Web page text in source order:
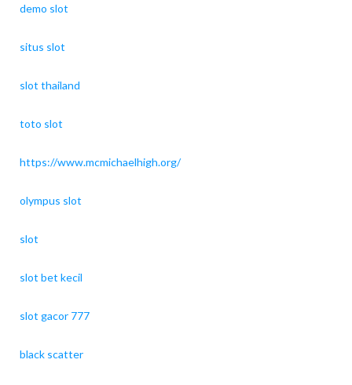
demo slot
situs slot
slot thailand
toto slot
https://www.mcmichaelhigh.org/
olympus slot
slot
slot bet kecil
slot gacor 777
black scatter